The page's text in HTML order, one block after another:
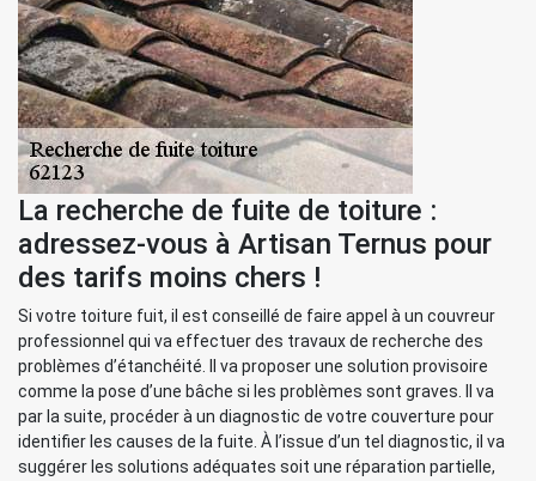
La recherche de fuite de toiture :
adressez-vous à Artisan Ternus pour
des tarifs moins chers !
Si votre toiture fuit, il est conseillé de faire appel à un couvreur
professionnel qui va effectuer des travaux de recherche des
problèmes d’étanchéité. Il va proposer une solution provisoire
comme la pose d’une bâche si les problèmes sont graves. Il va
par la suite, procéder à un diagnostic de votre couverture pour
identifier les causes de la fuite. À l’issue d’un tel diagnostic, il va
suggérer les solutions adéquates soit une réparation partielle,